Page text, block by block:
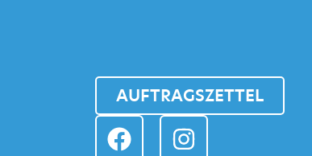
AUFTRAGSZETTEL